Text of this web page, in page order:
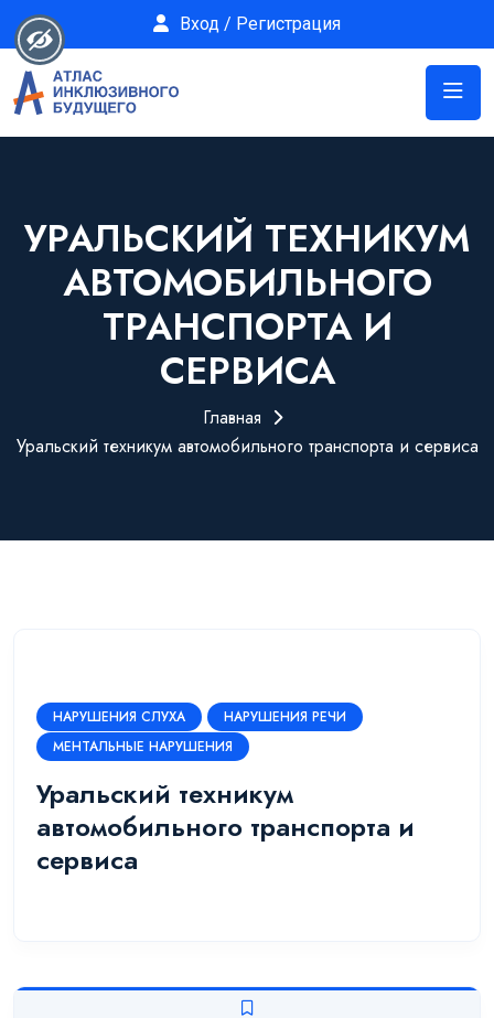
Вход / Регистрация
УРАЛЬСКИЙ ТЕХНИКУМ
АВТОМОБИЛЬНОГО
ТРАНСПОРТА И
СЕРВИСА
Главная
Уральский техникум автомобильного транспорта и сервиса
НАРУШЕНИЯ СЛУХА
НАРУШЕНИЯ РЕЧИ
МЕНТАЛЬНЫЕ НАРУШЕНИЯ
Уральский техникум
автомобильного транспорта и
сервиса